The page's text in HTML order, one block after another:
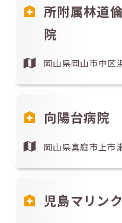
所附属林道
院
岡山県岡山市中区
向陽台病院
岡山県真庭市上市
児島マリン